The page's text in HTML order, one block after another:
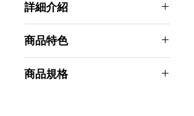
詳細介紹
商品特色
雙刻度標：毫升克數清晰易讀
商品規格